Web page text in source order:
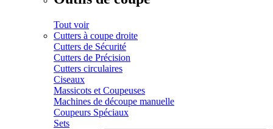
Tout voir
Cutters à coupe droite
Cutters de Sécurité
Cutters de Précision
Cutters circulaires
Ciseaux
Massicots et Coupeuses
Machines de découpe manuelle
Coupeurs Spéciaux
Sets